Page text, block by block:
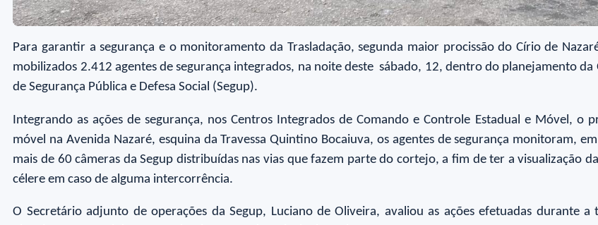
Para garantir a segurança e o monitoramento da Trasladação, segunda maior procissão do Círio de
mobilizados 2.412 agentes de segurança integrados, na noite deste sábado, 12, dentro do planejamento
de Segurança Pública e Defesa Social (Segup).
Integrando as ações de segurança, nos Centros Integrados de Comando e Controle Estadual e Móvel, o
móvel na Avenida Nazaré, esquina da Travessa Quintino Bocaiuva, os agentes de segurança monitoram,
mais de 60 câmeras da Segup distribuídas nas vias que fazem parte do cortejo, a fim de ter a visualização
célere em caso de alguma intercorrência.
O Secretário adjunto de operações da Segup, Luciano de Oliveira, avaliou as ações efetuadas durante